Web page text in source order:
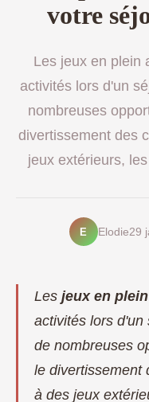
votre
Les jeux en plein
activités lors d'un
nombreuses
divertissement des
jeux extérieurs,
E Elodie29
Les jeux en
activités lors d'un
de nombreuses
le divertissement
à des jeux